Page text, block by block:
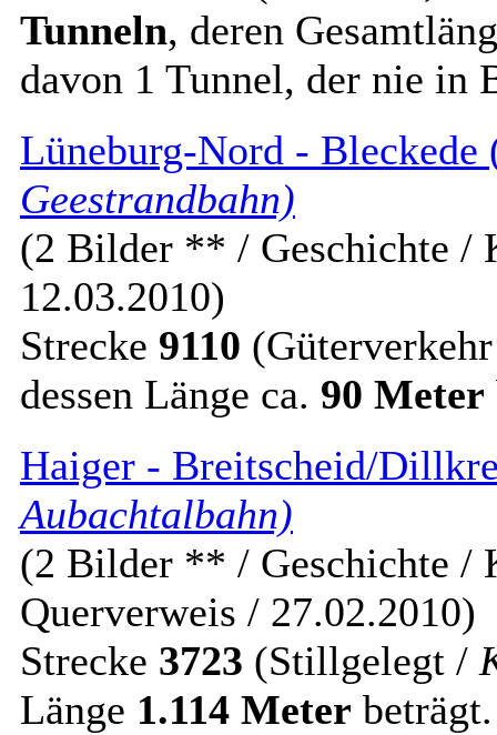
Tunneln, deren
davon 1 Tunnel, der nie in
Lüneburg-Nord - Bleckede
Geestrandbahn)
(2 Bilder ** / Geschichte /
12.03.2010)
Strecke 9110
dessen Länge ca. 90 Meter
Haiger - Breitscheid/
Aubachtalbahn)
(2 Bilder ** / Geschichte /
Querverweis / 27.02.2010)
Strecke 3723 (Stillgelegt /
Länge 1.114 Meter beträgt.